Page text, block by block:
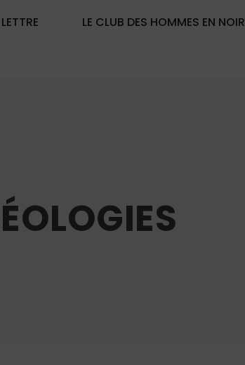
LE CLUB DES HOMMES EN NOIR